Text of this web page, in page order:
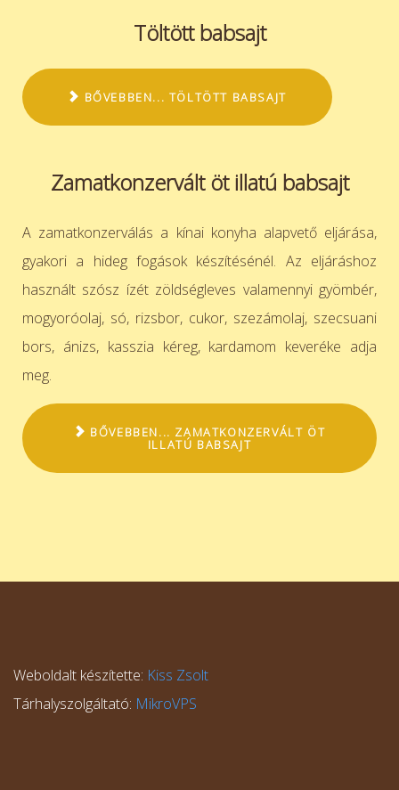
Töltött babsajt
BŐVEBBEN... TÖLTÖTT BABSAJT
Zamatkonzervált öt illatú babsajt
A zamatkonzerválás a kínai konyha alapvető eljárása,
gyakori a hideg fogások készítésénél. Az eljáráshoz
használt szósz ízét zöldségleves valamennyi gyömbér,
mogyoróolaj, só, rizsbor, cukor, szezámolaj, szecsuani
bors, ánizs, kasszia kéreg, kardamom keveréke adja
meg.
BŐVEBBEN... ZAMATKONZERVÁLT ÖT
ILLATÚ BABSAJT
Weboldalt készítette: Kiss Zsolt
Tárhalyszolgáltató: MikroVPS